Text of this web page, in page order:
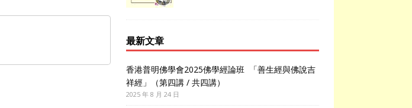
最新文章
香港普明佛學會2025佛學經論班 「善生經與佛說吉
祥經」（第四講 / 共四講）
2025 年 8 月 24 日